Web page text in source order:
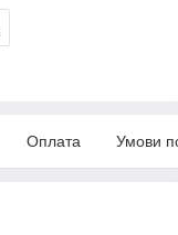
Оплата Умови